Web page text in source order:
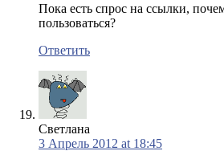
Пока есть спрос на ссылки,
пользоваться?
Ответить
Светлана
3 Апрель 2012 at 18:45